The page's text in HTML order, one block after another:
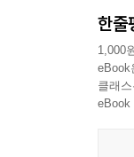
한줄
1,000
eBook
클래
eBook